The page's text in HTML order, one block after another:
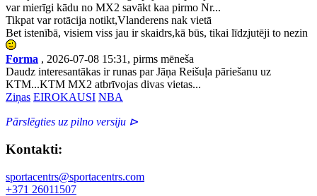
var mierīgi kādu no MX2 savākt kaa pirmo Nr...
Tikpat var rotācija notikt,Vlanderens nak vietā
Bet istenībā, visiem viss jau ir skaidrs,kā būs, tikai līdzjutēji to nezin
Forma , 2026-07-08 15:31, pirms mēneša
Daudz interesantākas ir runas par Jāņa Reišuļa pāriešanu uz
KTM...KTM MX2 atbrīvojas divas vietas...
Ziņas EIROKAUSI NBA
Pārslēgties uz pilno versiju ⊳
Kontakti:
sportacentrs@sportacentrs.com
+371 26011507